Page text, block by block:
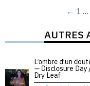
← 1 …
AUTRES
L’ombre d’un
— Disclosure Day
Dry Leaf